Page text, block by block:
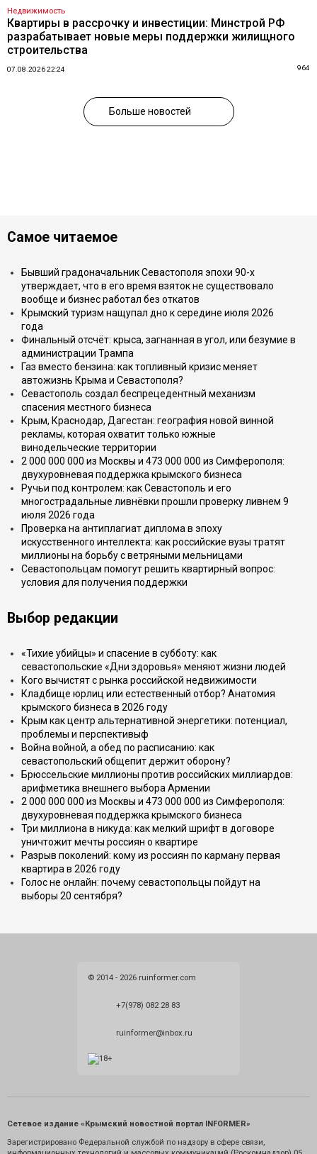
Недвижимость
Квартиры в рассрочку и инвестиции: Минстрой РФ
разрабатывает новые меры поддержки жилищного
строительства
07.08.2026 22:24 964
Больше новостей
Самое читаемое
Бывший градоначальник Севастополя эпохи 90-х
утверждает, что в его время взяток не существовало
вообще и бизнес работал без откатов
Крымский туризм нащупал дно к середине июля 2026
года
Финальный отсчёт: крыса, загнанная в угол, или безумие в
администрации Трампа
Газ вместо бензина: как топливный кризис меняет
автожизнь Крыма и Севастополя?
Севастополь создал беспрецедентный механизм
спасения местного бизнеса
Крым, Краснодар, Дагестан: география новой винной
рекламы, которая охватит только южные
винодельческие территории
2 000 000 000 из Москвы и 473 000 000 из Симферополя:
двухуровневая поддержка крымского бизнеса
Ручьи под контролем: как Севастополь и его
многострадальные ливнёвки прошли проверку ливнем 9
июля 2026 года
Проверка на антиплагиат диплома в эпоху
искусственного интеллекта: как российские вузы тратят
миллионы на борьбу с ветряными мельницами
Севастопольцам помогут решить квартирный вопрос:
условия для получения поддержки
Выбор редакции
«Тихие убийцы» и спасение в субботу: как
севастопольские «Дни здоровья» меняют жизни людей
Кого вычистят с рынка российской недвижимости
Кладбище юрлиц или естественный отбор? Анатомия
крымского бизнеса в 2026 году
Крым как центр альтернативной энергетики: потенциал,
проблемы и перспективыф
Война войной, а обед по расписанию: как
севастопольский общепит держит оборону?
Брюссельские миллионы против российских миллиардов:
арифметика внешнего выбора Армении
2 000 000 000 из Москвы и 473 000 000 из Симферополя:
двухуровневая поддержка крымского бизнеса
Три миллиона в никуда: как мелкий шрифт в договоре
уничтожит мечты россиян о квартире
Разрыв поколений: кому из россиян по карману первая
квартира в 2026 году
Голос не онлайн: почему севастопольцы пойдут на
выборы 20 сентября?
© 2014 - 2026 ruinformer.com
+7(978) 082 28 83
ruinformer@inbox.ru
Сетевое издание «Крымский новостной портал INFORMER»
Зарегистрировано Федеральной службой по надзору в сфере связи,